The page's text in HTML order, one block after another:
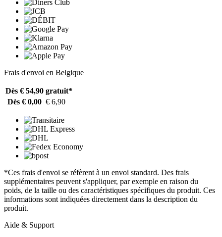
Frais d'envoi en Belgique
Dès € 54,90 gratuit*
Dès € 0,00 € 6,90
*Ces frais d'envoi se réfèrent à un envoi standard. Des frais
supplémentaires peuvent s'appliquer, par exemple en raison du
poids, de la taille ou des caractéristiques spécifiques du produit. Ces
informations sont indiquées directement dans la description du
produit.
Aide & Support